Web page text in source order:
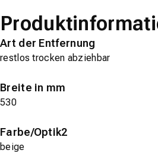
Art der Entfernung
restlos trocken abziehbar
Breite in mm
530
Farbe/Optik2
beige